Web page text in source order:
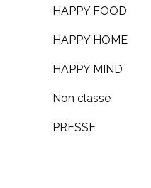
HAPPY FOOD
HAPPY HOME
HAPPY MIND
Non classé
PRESSE